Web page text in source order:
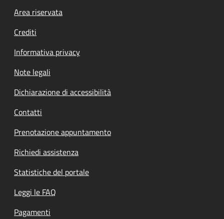
Footer menu
Area riservata
Crediti
Informativa privacy
Note legali
Dichiarazione di accessibilità
Contatti
Prenotazione appuntamento
Richiedi assistenza
Statistiche del portale
Leggi le FAQ
Pagamenti